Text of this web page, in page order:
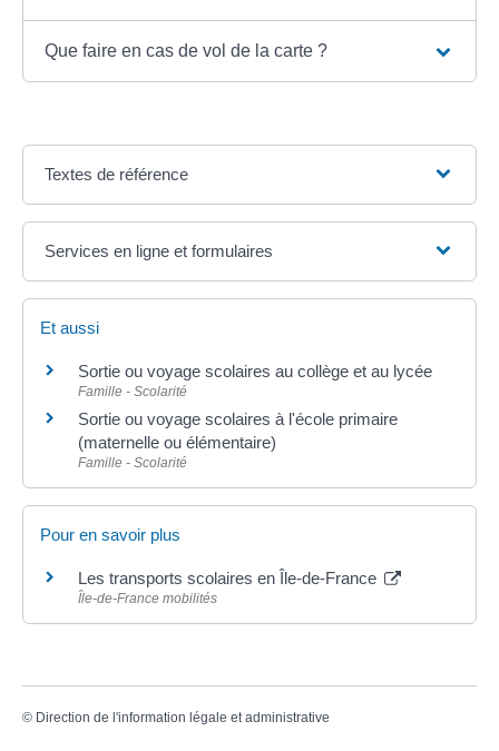
Que faire en cas de vol de la carte ?
Textes de référence
Services en ligne et formulaires
Et aussi
Sortie ou voyage scolaires au collège et au lycée
Famille - Scolarité
Sortie ou voyage scolaires à l'école primaire
(maternelle ou élémentaire)
Famille - Scolarité
Pour en savoir plus
Les transports scolaires en Île-de-France
Île-de-France mobilités
© Direction de l'information légale et administrative